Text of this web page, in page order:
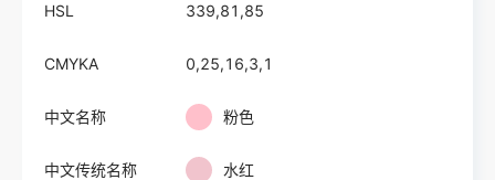
HSL 339,81,85
CMYKA 0,25,16,3,1
中文名称 粉色
中文传统名称 水红